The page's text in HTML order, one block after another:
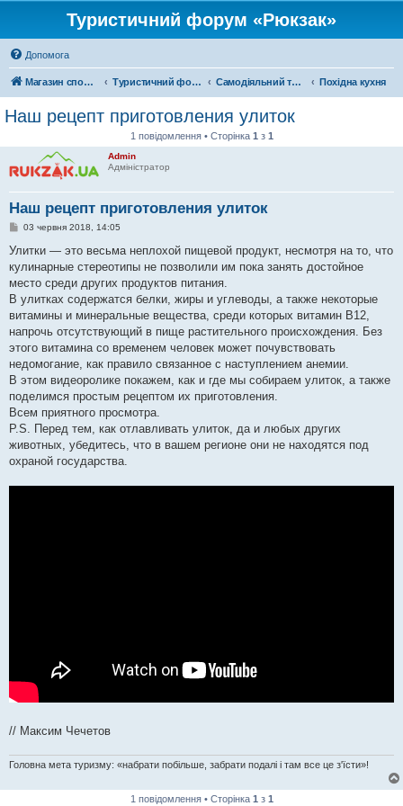
Туристичний форум «Рюкзак»
Допомога
Магазин спорядження Туристичний форум «Рюкзак» Самодіяльний туризм Похідна кухня
Наш рецепт приготовления улиток
1 повідомлення • Сторінка 1 з 1
Admin
Адміністратор
Наш рецепт приготовления улиток
П
в
д
о
л
е
н
я
03 червня 2018, 14:05
Улитки — это весьма неплохой пищевой продукт, несмотря на то, что
кулинарные стереотипы не позволили им пока занять достойное
место среди других продуктов питания.
В улитках содержатся белки, жиры и углеводы, а также некоторые
витамины и минеральные вещества, среди которых витамин В12,
напрочь отсутствующий в пище растительного происхождения. Без
этого витамина со временем человек может почувствовать
недомогание, как правило связанное с наступлением анемии.
В этом видеоролике покажем, как и где мы собираем улиток, а также
поделимся простым рецептом их приготовления.
Всем приятного просмотра.
P.S. Перед тем, как отлавливать улиток, да и любых других
животных, убедитесь, что в вашем регионе они не находятся под
охраной государства.
// Максим Чечетов
Головна мета туризму: «набрати побільше, забрати подалі і там все це з'їсти»!
1 повідомлення • Сторінка 1 з 1